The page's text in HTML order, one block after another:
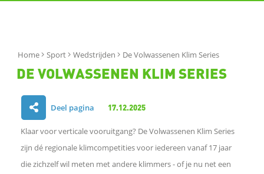
Home Sport Wedstrijden De Volwassenen Klim Series
DE VOLWASSENEN KLIM SERIES
Deel pagina 17.12.2025
l
Klaar voor verticale vooruitgang? De Volwassenen Klim Series
zijn dé regionale klimcompetities voor iedereen vanaf 17 jaar
die zichzelf wil meten met andere klimmers - of je nu net een